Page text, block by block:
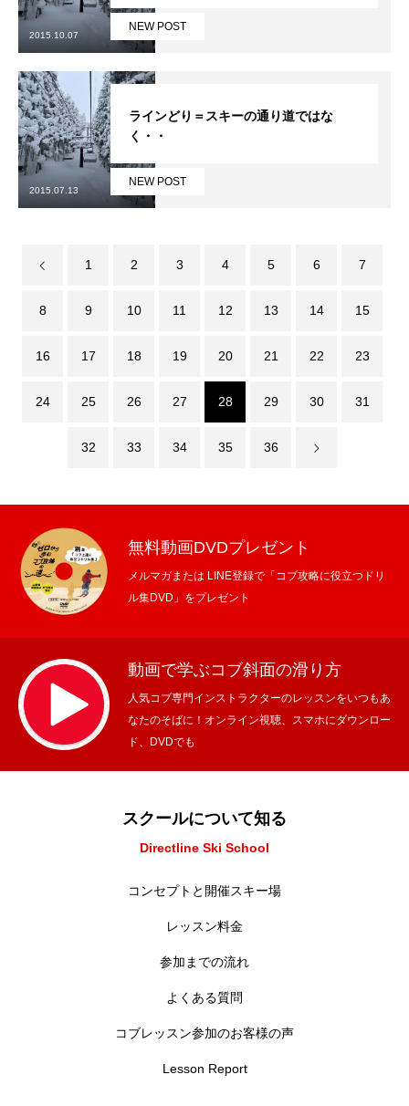
常時メルマガ
お問合せ 特定商取引法に基づく表記 プライバシーポリシー
NEW POST
2015.10.07
NEW POST
ラインどり＝スキーの通り道ではな
く・・
2015.07.13
1 2 3 4 5 6 7
8 9 10 11 12 13 14 15
16 17 18 19 20 21 22 23
24 25 26 27 28 29 30 31
32 33 34 35 36
無料動画DVDプレゼント
メルマガまたは LINE登録で「コブ攻略に役立つドリ
ル集DVD」をプレゼント
動画で学ぶコブ斜面の滑り方
人気コブ専門インストラクターのレッスンをいつもあ
なたのそばに！オンライン視聴、スマホにダウンロー
ド、DVDでも
スクールについて知る
Directline Ski School
コンセプトと開催スキー場
レッスン料金
参加までの流れ
よくある質問
コブレッスン参加のお客様の声
Lesson Report